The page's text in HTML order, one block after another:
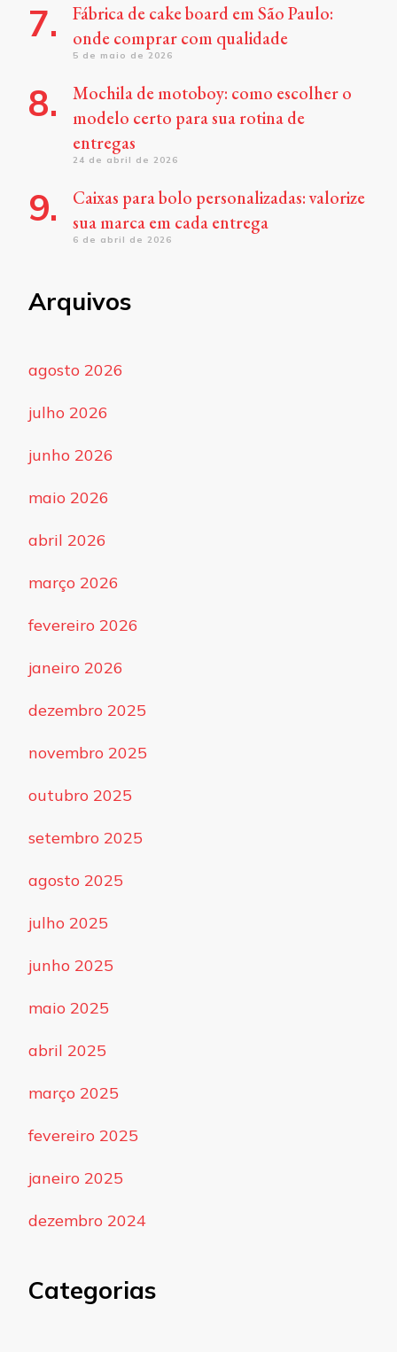
Fábrica de cake board em São Paulo:
onde comprar com qualidade
5 de maio de 2026
Mochila de motoboy: como escolher o
modelo certo para sua rotina de
entregas
24 de abril de 2026
Caixas para bolo personalizadas: valorize
sua marca em cada entrega
6 de abril de 2026
Arquivos
agosto 2026
julho 2026
junho 2026
maio 2026
abril 2026
março 2026
fevereiro 2026
janeiro 2026
dezembro 2025
novembro 2025
outubro 2025
setembro 2025
agosto 2025
julho 2025
junho 2025
maio 2025
abril 2025
março 2025
fevereiro 2025
janeiro 2025
dezembro 2024
Categorias